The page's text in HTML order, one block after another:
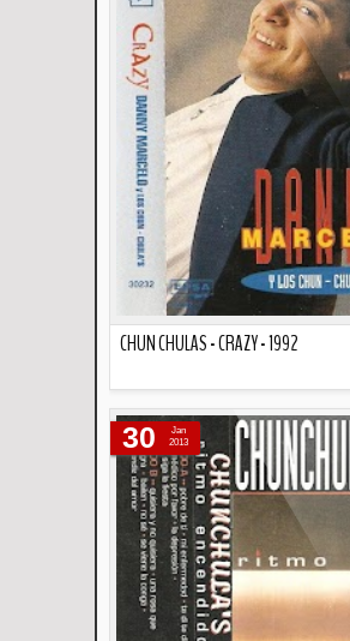
CHUN CHULAS - CRAZY - 1992
30
Jan
2013